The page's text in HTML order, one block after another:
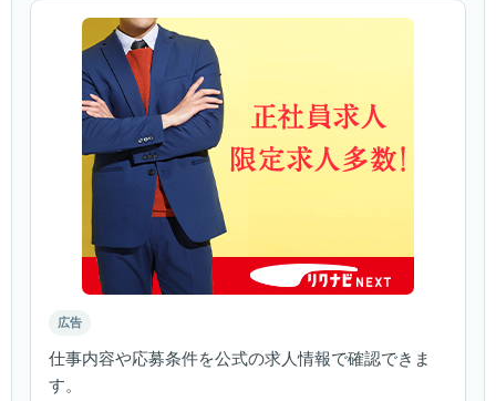
広告
仕事内容や応募条件を公式の求人情報で確認できま
す。